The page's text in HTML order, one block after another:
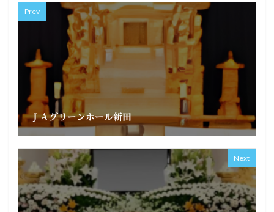
Prev
ＪＡグリーンホール新田
Next